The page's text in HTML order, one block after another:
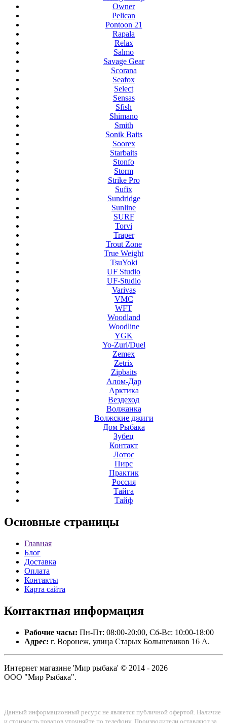
Owner
Pelican
Pontoon 21
Rapala
Relax
Salmo
Savage Gear
Scorana
Seafox
Select
Sensas
Sfish
Shimano
Smith
Sonik Baits
Soorex
Starbaits
Stonfo
Storm
Strike Pro
Sufix
Sundridge
Sunline
SURF
Torvi
Traper
Trout Zone
True Weight
TsuYoki
UF Studio
UF-Studio
Varivas
VMC
WFT
Woodland
Woodline
YGK
Yo-Zuri/Duel
Zemex
Zetrix
Zipbaits
Алом-Дар
Арктика
Вездеход
Волжанка
Волжские джиги
Дом Рыбака
Зубец
Контакт
Лотос
Пирс
Практик
Россия
Тайга
Тайф
Основные страницы
Главная
Блог
Доставка
Оплата
Контакты
Карта сайта
Контактная информация
Рабочие часы: Пн-Пт: 08:00-20:00, Сб-Вс: 10:00-18:00
Адрес: г. Воронеж, улица Старых Большевиков 16 А.
Интернет магазине 'Мир рыбака' © 2014 - 2026
ООО "Мир Рыбака".
Данный информационный ресурс не является публичной офертой. Наличие
и стоимость товаров уточняйте по телефону. Производители оставляют за